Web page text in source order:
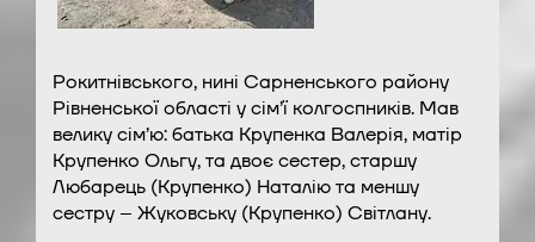
Рокитнівського, нині Сарненського району
Рівненської області у сім’ї колгоспників. Мав
велику сім’ю: батька Крупенка Валерія, матір
Крупенко Ольгу, та двоє сестер, старшу
Любарець (Крупенко) Наталію та меншу
сестру – Жуковську (Крупенко) Світлану.